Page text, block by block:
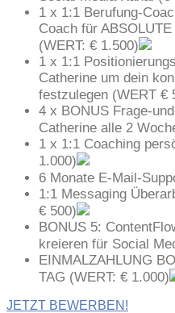
1 x 1:1 Berufung-
Coach für
(WERT: € 1.500)
1 x 1:1
Catherine um dein
festzulegen (WERT €
4 x BONUS Frage-
Catherine alle 2
1 x 1:1 Coaching
1.000)
6 Monate E-Mail-
1:1 Messaging
€ 500)
BONUS 5:
kreieren für Social
EINMALZAHLUNG
TAG (WERT: € 1.000)
JETZT BEWERBEN!